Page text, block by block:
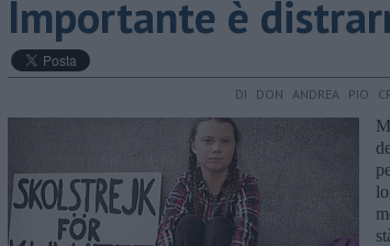
Importante è
DI DON ANDREA PIO